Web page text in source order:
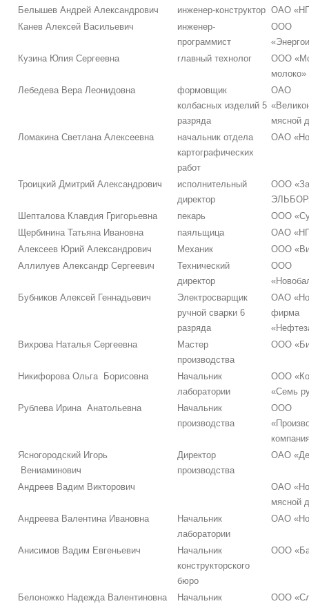
Белышев Андрей Александрович
инженер-конструктор ОАО
Канев Алексей Васильевич
инженер-
программист
ООО
Кузина Юлия Сергеевна
главный технолог
ООО
молоко»
Лебедева Вера Леонидовна
формовщик
колбасных изделий 5
разряда
ОАО
мясной
Ломакина Светлана Алексеевна
начальник отдела
картографических
работ
ОАО
Троицкий Дмитрий Александрович
исполнительный
директор
ООО
Шепталова Клавдия Григорьевна
пекарь
ООО
Щербинина Татьяна Ивановна
паяльщица
ОАО
Алексеев Юрий Александрович
Механик
ООО
Аллилуев Александр Сергеевич
Технический
директор
ООО
Бубников Алексей Геннадьевич
Электросварщик
ручной сварки 6
разряда
ОАО
фирма
Вихрова Наталья Сергеевна
Мастер
производства
ООО
Никифорова Ольга Борисовна
Начальник
лаборатории
ООО
«Семь
Рублева Ирина Анатольевна
Начальник
производства
ООО
Ясногородский Игорь
Вениаминович
Директор
производства
ОАО
Андреев Вадим Викторович
ОАО
мясной
Андреева Валентина Ивановна
Начальник
лаборатории
ОАО
Анисимов Вадим Евгеньевич
Начальник
конструкторского
бюро
ООО
Белоножко Надежда Валентиновна
Начальник
ООО